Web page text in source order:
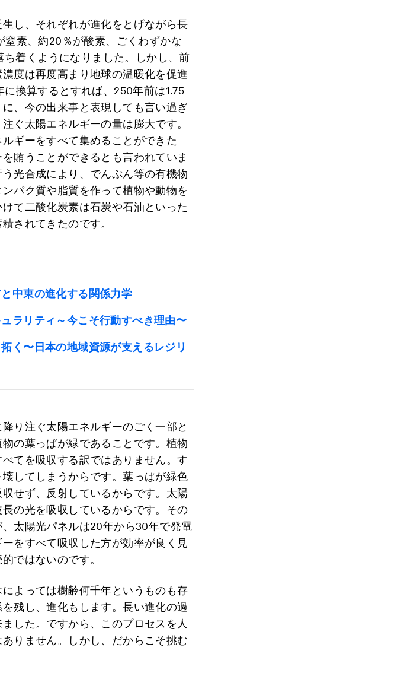
し、それぞれが進化をとげながら長
素、約20％が酸素、ごくわずかな
着くようになりました。しかし、前
度は再度高まり地球の温暖化を促進
換算するとすれば、250年前は1.75
、今の出来事と表現しても言い過ぎ
ぐ太陽エネルギーの量は膨大です。
ギーをすべて集めることができた
賄うことができるとも言われていま
光合成により、でんぷん等の有機物
パク質や脂質を作って植物や動物を
て二酸化炭素は石炭や石油といった
されてきたのです。
中東の進化する関係力学
ラリティ～今こそ行動すべき理由〜
く〜日本の地域資源が支えるレジリ
り注ぐ太陽エネルギーのごく一部と
の葉っぱが緑であることです。植物
てを吸収する訳ではありません。す
してしまうからです。葉っぱが緑色
せず、反射しているからです。太陽
の光を吸収しているからです。その
太陽光パネルは20年から30年で発電
をすべて吸収した方が効率が良く見
ではないのです。
よっては樹齢何千年というものも存
残し、進化もします。長い進化の過
した。ですから、このプロセスを人
りません。しかし、だからこそ挑む